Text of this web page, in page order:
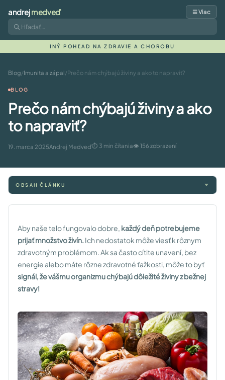
andrejmedveď ☰ Viac
INÝ POHĽAD NA ZDRAVIE A CHOROBU
Blog/Imunita a zápal/Prečo nám chýbajú živiny a ako to napraviť?
BLOG
Prečo nám chýbajú živiny a ako
to napraviť?
19. marca 2025Andrej Medveď⏱ 3 min čítania👁 156 zobrazení
OBSAH ČLÁNKU
Aby naše telo fungovalo dobre, každý deň potrebujeme
prijať množstvo živín. Ich nedostatok môže viesť k rôznym
zdravotným problémom. Ak sa často cítite unavení, bez
energie alebo máte rôzne zdravotné ťažkosti, môže to byť
signál, že vášmu organizmu chýbajú dôležité živiny z bežnej
stravy!